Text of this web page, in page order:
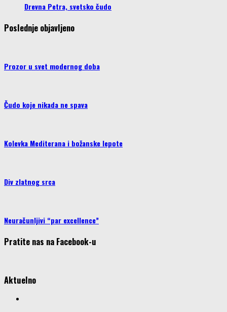
Drevna Petra, svetsko čudo
Poslednje objavljeno
Prozor u svet modernog doba
Čudo koje nikada ne spava
Kolevka Mediterana i božanske lepote
Div zlatnog srca
Neuračunljivi “par excellence”
Pratite nas na Facebook-u
Aktuelno